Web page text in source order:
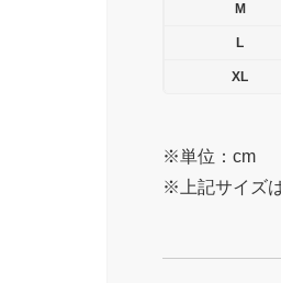
M
L
XL
※単位：cm
※上記サイズ